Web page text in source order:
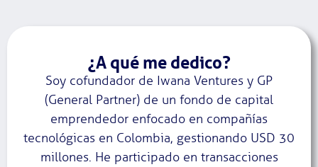
¿A qué me dedico?
Soy cofundador de Iwana Ventures y GP
(General Partner) de un fondo de capital
emprendedor enfocado en compañías
tecnológicas en Colombia, gestionando USD 30
millones. He participado en transacciones